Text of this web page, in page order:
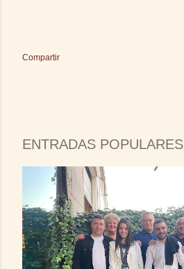
Compartir
ENTRADAS POPULARES